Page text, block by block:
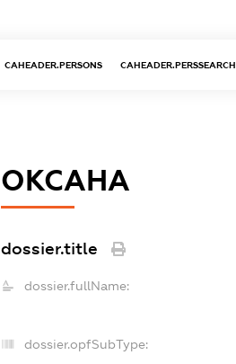
CAHEADER.PERSONS CAHEADER.PERSSEARCH
ОКСАНА
dossier.title
dossier.fullName:
dossier.opfSubType: